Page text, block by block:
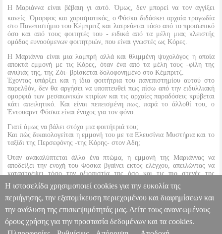
Η Μαριάννα είναι βέβαιη γι αυτό. Όμως, δεν μπορεί να τον αγγίξει
κανείς. Όμορφος και χαρισματικός, ο Φόσκα διδάσκει αρχαία τραγωδία
στο Πανεπιστήμιο του Κέμπριτζ και λατρεύεται τόσο από το προσωπικό
όσο και από τους φοιτητές του - ειδικά από τα μέλη μιας κλειστής
ομάδας ευνοούμενων φοιτητριών, που είναι γνωστές ως Κόρες.
Η Μαριάννα είναι μια λαμπρή αλλά και θλιμμένη ψυχολόγος η οποία
αποκτά εμμονή με τις Κόρες, όταν ένα από τα μέλη τους -φίλη της
ανιψιάς της, της Ζόι- βρίσκεται δολοφονημένο στο Κέμπριτζ.
Έχοντας υπάρξει και η ίδια φοιτήτρια του πανεπιστημίου αυτού στο
παρελθόν, δεν θα αργήσει να υποπτευθεί πως πίσω από την ειδυλλιακή
ομορφιά των μεσαιωνικών κτιρίων και τις αρχαίες παραδόσεις κρύβεται
κάτι απειλητικό. Και είναι πεπεισμένη πως, παρά το άλλοθί του, ο
Έντουαρντ Φόσκα είναι ένοχος για τον φόνο.
Γιατί όμως να βάλει στόχο μια φοιτήτριά του;
Και πώς δικαιολογείται η εμμονή του με τα Ελευσίνια Μυστήρια και το
ταξίδι της Περσεφόνης -της Κόρης- στον Αδη;
Όταν ανακαλύπτεται άλλο ένα πτώμα, η εμμονή της Μαριάννας να
αποδείξει την ενοχή του Φόσκα βγαίνει εκτός ελέγχου, απειλώντας να
καταστρέψει τόσο την αξιοπιστία της όσο και τις πιο στενές της
σχέσεις. Όμως, είναι αποφασισμένη να σταματήσει αυτόν τον
δολοφόνο, έστω κι αν της κοστίσει τα πάντα. Ακόμα και τη ζωή της...
ΟΙ ΚΟΡΕΣ BKS.0194516 BKS.0194516 MICHAELIDES ALEX
MICHAELIDES ALEX ΞΕΝΗ ΛΟΓΟΤΕΧΝΙΑ Κατηγορία: ΞΕΝΗ
ΛΟΓΟΤΕΧΝΙΑ •MICHAELIDES ALEX στην κατηγορία
Η ιστοσελίδα χρησιμοποιεί cookies για την ευκολία της
περιήγησης, την εξατομίκευση περιεχομένου και διαφημίσεων και
την ανάλυση της επισκεψιμότητάς μας. Δείτε τους ανανεωμένους
όρους χρήσης για την προστασία δεδομένων και τα cookies.